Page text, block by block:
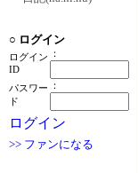
○ ログイン
ログイン
ID
：
パスワー
ド
：
ログイン
>> ファンになる